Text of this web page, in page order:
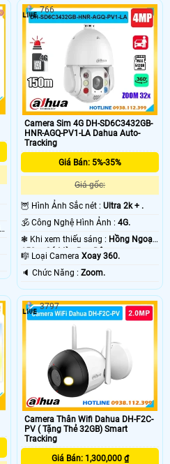
Camera Sim 4G DH-SD6C3432GB-
HNR-AGQ-PV1-LA Dahua Auto-
Tracking
Giá Bán: 5%-35%
Giá gốc:
🦉 Hình Ảnh Sắc nét :Ultra 2k + .
🕉️ Công Nghệ Hình Ảnh :4G.
❃ Khi xem thiếu sáng : Hồng Ngoại
150m Có Màu Ban Ðêm.
🎼️ Loại CameraXoay 360.
️🔈 Chức Năng :Zoom.
766
Camera Thân Wifi Dahua DH-F2C-
PV ( Tặng Thẻ 32GB) Smart
Tracking
Giá Bán: 1,300,000 ₫
3797